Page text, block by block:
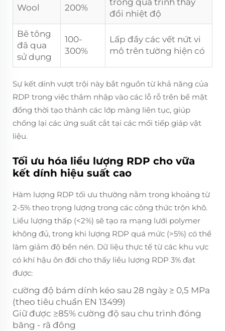
Wool
200%
trong quá trình thay
đổi nhiệt độ
Bê tông
đã qua
sử dụng
100-
300%
Lấp đầy các vết nứt vi
mô trên tường hiện có
Sự kết dính vượt trội này bắt nguồn từ khả năng của
RDP trong việc thâm nhập vào các lỗ rỗ trên bề mặt
đồng thời tạo thành các lớp màng liên tục, giúp
chống lại các ứng suất cắt tại các mối tiếp giáp vật
liệu.
Tối ưu hóa liều lượng RDP cho vữa
kết dính hiệu suất cao
Hàm lượng RDP tối ưu thường nằm trong khoảng từ
2-5% theo trọng lượng trong các công thức trộn khô.
Liều lượng thấp (<2%) sẽ tạo ra mạng lưới polymer
không đủ, trong khi lượng RDP quá mức (>5%) có thể
làm giảm độ bền nén. Dữ liệu thực tế từ các khu vực
có khí hậu ôn đới cho thấy liều lượng RDP 3% đạt
được:
cường độ bám dính kéo sau 28 ngày ≥ 0,5 MPa
(theo tiêu chuẩn EN 13499)
Giữ được ≥85% cường độ sau chu trình đóng
băng - rã đông